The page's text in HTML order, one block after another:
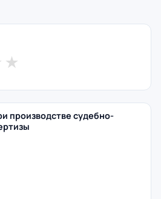
★
производстве судебно-